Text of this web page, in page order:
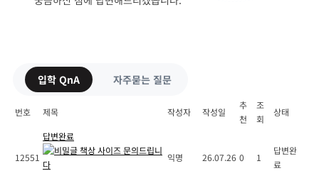
입학 QnA 자주묻는 질문
번호 제목 작성자 작성일
추
천
조
회
상태
12551
답변완료
책상 사이즈 문의드립니
다
익명 26.07.26 0 1
답변완
료